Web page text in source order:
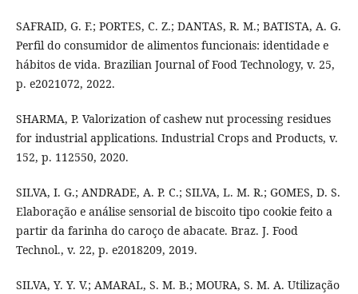
SAFRAID, G. F.; PORTES, C. Z.; DANTAS, R. M.; BATISTA, A. G.
Perfil do consumidor de alimentos funcionais: identidade e
hábitos de vida. Brazilian Journal of Food Technology, v. 25,
p. e2021072, 2022.
SHARMA, P. Valorization of cashew nut processing residues
for industrial applications. Industrial Crops and Products, v.
152, p. 112550, 2020.
SILVA, I. G.; ANDRADE, A. P. C.; SILVA, L. M. R.; GOMES, D. S.
Elaboração e análise sensorial de biscoito tipo cookie feito a
partir da farinha do caroço de abacate. Braz. J. Food
Technol., v. 22, p. e2018209, 2019.
SILVA, Y. Y. V.; AMARAL, S. M. B.; MOURA, S. M. A. Utilização